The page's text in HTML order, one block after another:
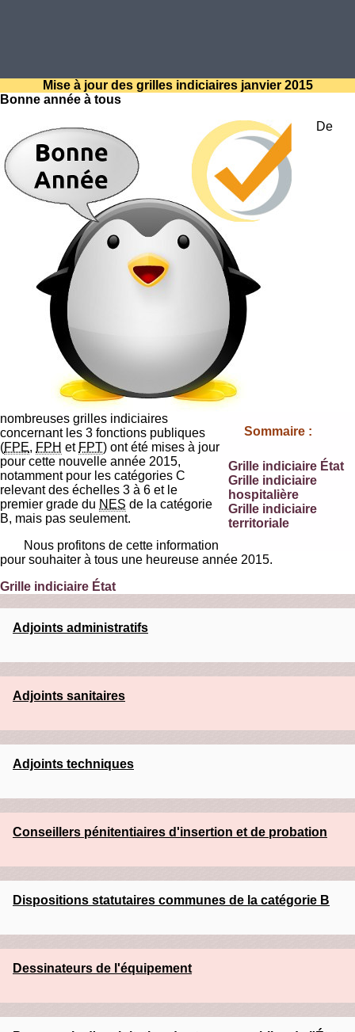
Mise à jour des grilles indiciaires janvier 2015
Bonne année à tous
Sommaire :
Grille indiciaire État
Grille indiciaire
hospitalière
Grille indiciaire
territoriale
De
nombreuses grilles indiciaires
concernant les 3 fonctions publiques
(FPE, FPH et FPT) ont été mises à jour
pour cette nouvelle année 2015,
notamment pour les catégories C
relevant des échelles 3 à 6 et le
premier grade du NES de la catégorie
B, mais pas seulement.
Nous profitons de cette information
pour souhaiter à tous une heureuse année 2015.
Grille indiciaire État
Adjoints administratifs
Adjoints sanitaires
Adjoints techniques
Conseillers pénitentiaires d'insertion et de probation
Dispositions statutaires communes de la catégorie B
Dessinateurs de l'équipement